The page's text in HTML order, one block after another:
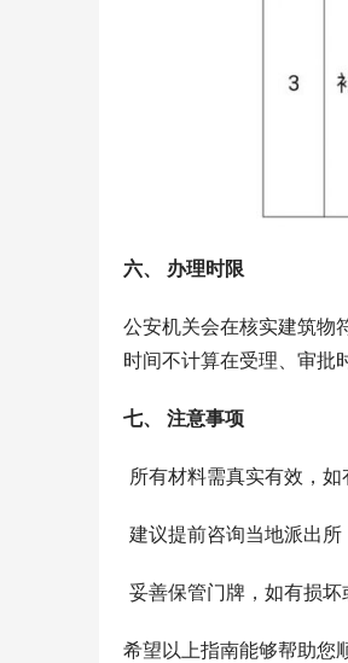
六、 办理时限
公安机关会在核实建筑物
时间不计算在受理、审批
七、 注意事项
所有材料需真实有效，如
建议提前咨询当地派出所
妥善保管门牌，如有损坏
希望以上指南能够帮助您